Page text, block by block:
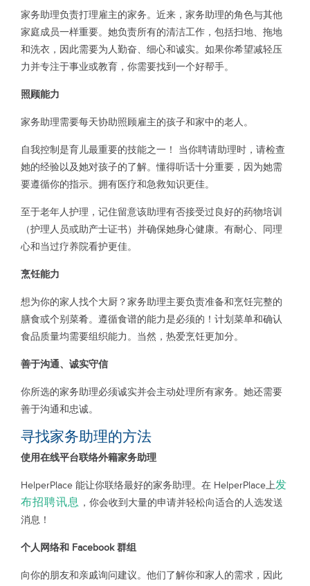
家务助理负责打理雇主的家务。近来，家务助理的角色与其他
家庭成员一样重要。她负责所有的清洁工作，包括扫地、拖地
和洗衣，因此需要为人勤奋、细心和诚实。如果你希望减轻压
力并专注于事业或教育，你需要找到一个好帮手。
照顾能力
家务助理需要每天协助照顾雇主的孩子和家中的老人。
自我控制是育儿最重要的技能之一！ 当你聘请助理时，请检查
她的经验以及她对孩子的了解。懂得听话十分重要，因为她需
要遵循你的指示。拥有医疗和急救知识更佳。
至于老年人护理，记住留意该助理有否接受过良好的药物培训
（护理人员或助产士证书）并确保她身心健康。有耐心、同理
心和当过疗养院看护更佳。
烹饪能力
想为你的家人找个大厨？家务助理主要负责准备和烹饪完整的
膳食或个别菜肴。遵循食谱的能力是必须的！计划菜单和确认
食品质量均需要组织能力。当然，热爱烹饪更加分。
善于沟通、诚实守信
你所选的家务助理必须诚实并会主动处理所有家务。她还需要
善于沟通和忠诚。
寻找家务助理的方法
使用在线平台联络外籍家务助理
HelperPlace 能让你联络最好的家务助理。在 HelperPlace上发
布招聘讯息 ，你会收到大量的申请并轻松向适合的人选发送
消息！
个人网络和 Facebook 群组
向你的朋友和亲戚询问建议。他们了解你和家人的需求，因此